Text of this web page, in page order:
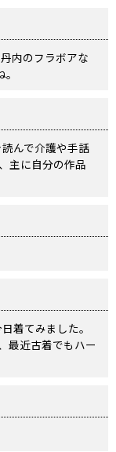
内のフラボアな
んで介護や手話
主に自分の作品
着てみました。
最近古着でもハー